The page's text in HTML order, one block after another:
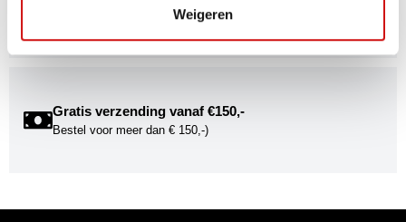
Weigeren
exclusieve uitnodigingen voor exposities én ontdek de
Gratis verzending vanaf €150,-
Bestel voor meer dan € 150,-)